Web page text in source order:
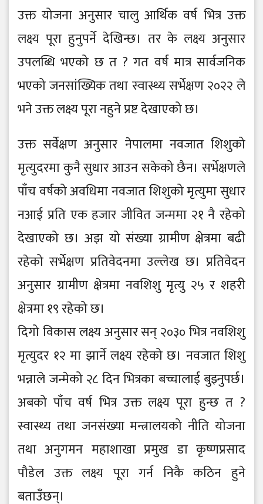
उक्त योजना अनुसार चालु आर्थिक वर्ष भित्र उक्त
लक्ष्य पूरा हुनुपर्ने देखिन्छ। तर के लक्ष्य अनुसार
उपलब्धि भएको छ त ? गत वर्ष मात्र सार्वजनिक
भएको जनसांख्यिक तथा स्वास्थ्य सर्भेक्षण २०२२ ले
भने उक्त लक्ष्य पूरा नहुने प्रष्ट देखाएको छ।
उक्त सर्वेक्षण अनुसार नेपालमा नवजात शिशुको
मृत्युदरमा कुनै सुधार आउन सकेको छैन। सर्भेक्षणले
पाँच वर्षको अवधिमा नवजात शिशुको मृत्युमा सुधार
नआई प्रति एक हजार जीवित जन्ममा २१ नै रहेको
देखाएको छ। अझ यो संख्या ग्रामीण क्षेत्रमा बढी
रहेको सर्भेक्षण प्रतिवेदनमा उल्लेख छ। प्रतिवेदन
अनुसार ग्रामीण क्षेत्रमा नवशिशु मृत्यु २५ र शहरी
क्षेत्रमा १९ रहेको छ।
दिगो विकास लक्ष्य अनुसार सन् २०३० भित्र नवशिशु
मृत्युदर १२ मा झार्ने लक्ष्य रहेको छ। नवजात शिशु
भन्नाले जन्मेको २८ दिन भित्रका बच्चालाई बुझ्नुपर्छ।
अबको पाँच वर्ष भित्र उक्त लक्ष्य पूरा हुन्छ त ?
स्वास्थ्य तथा जनसंख्या मन्त्रालयको नीति योजना
तथा अनुगमन महाशाखा प्रमुख डा कृष्णप्रसाद
पौडेल उक्त लक्ष्य पूरा गर्न निकै कठिन हुने
बताउँछन्।